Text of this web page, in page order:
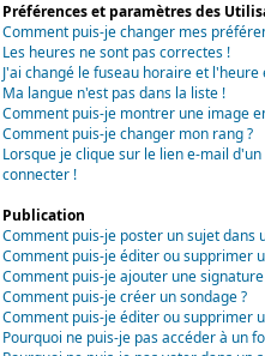
Préférences et paramètres des
Comment puis-je changer mes
Les heures ne sont pas correctes !
J'ai changé le fuseau horaire et
Ma langue n'est pas dans la liste !
Comment puis-je montrer une image
Comment puis-je changer mon rang ?
Lorsque je clique sur le lien e-mail
connecter !
Publication
Comment puis-je poster un sujet dans
Comment puis-je éditer ou supprimer
Comment puis-je ajouter une
Comment puis-je créer un sondage ?
Comment puis-je éditer ou supprimer
Pourquoi ne puis-je pas accéder à un